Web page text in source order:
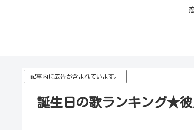
記事内に広告が含まれています。
誕生日の歌ランキング★